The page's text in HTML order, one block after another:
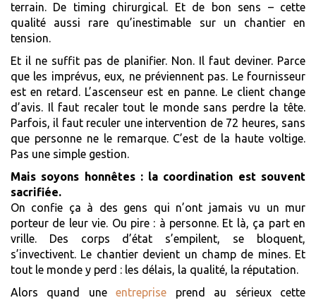
terrain. De timing chirurgical. Et de bon sens – cette
qualité aussi rare qu’inestimable sur un chantier en
tension.
Et il ne suffit pas de planifier. Non. Il faut deviner. Parce
que les imprévus, eux, ne préviennent pas. Le fournisseur
est en retard. L’ascenseur est en panne. Le client change
d’avis. Il faut recaler tout le monde sans perdre la tête.
Parfois, il faut reculer une intervention de 72 heures, sans
que personne ne le remarque. C’est de la haute voltige.
Pas une simple gestion.
Mais soyons honnêtes : la coordination est souvent
sacrifiée.
On confie ça à des gens qui n’ont jamais vu un mur
porteur de leur vie. Ou pire : à personne. Et là, ça part en
vrille. Des corps d’état s’empilent, se bloquent,
s’invectivent. Le chantier devient un champ de mines. Et
tout le monde y perd : les délais, la qualité, la réputation.
Alors quand uneentreprise prend au sérieux cette